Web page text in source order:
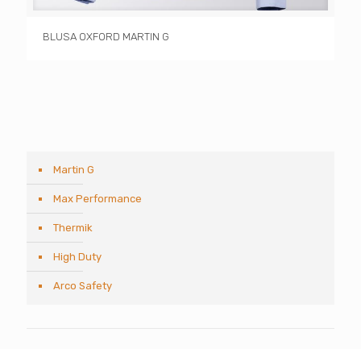
BLUSA OXFORD MARTIN G
Martin G
Max Performance
Thermik
High Duty
Arco Safety